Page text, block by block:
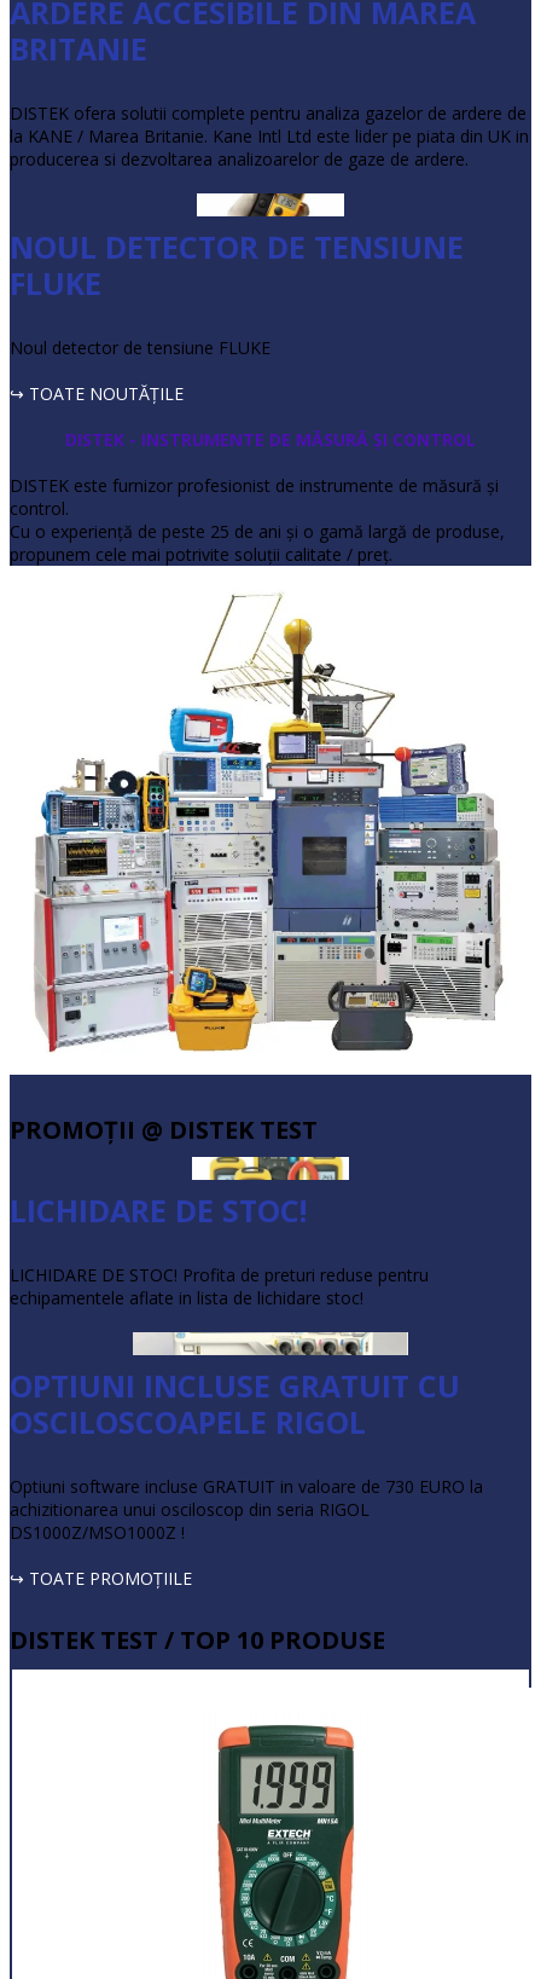
ARDERE ACCESIBILE DIN MAREA
BRITANIE
DISTEK ofera solutii complete pentru analiza gazelor de ardere de
la KANE / Marea Britanie. Kane Intl Ltd este lider pe piata din UK in
producerea si dezvoltarea analizoarelor de gaze de ardere.
NOUL DETECTOR DE TENSIUNE
FLUKE
Noul detector de tensiune FLUKE
↪ TOATE NOUTĂŢILE
DISTEK - INSTRUMENTE DE MĂSURĂ ŞI CONTROL
DISTEK este furnizor profesionist de instrumente de măsură şi
control.
Cu o experienţă de peste 25 de ani şi o gamă largă de produse,
propunem cele mai potrivite soluţii calitate / preţ.
PROMOŢII @ DISTEK TEST
LICHIDARE DE STOC!
LICHIDARE DE STOC! Profita de preturi reduse pentru
echipamentele aflate in lista de lichidare stoc!
OPTIUNI INCLUSE GRATUIT CU
OSCILOSCOAPELE RIGOL
Optiuni software incluse GRATUIT in valoare de 730 EURO la
achizitionarea unui osciloscop din seria RIGOL
DS1000Z/MSO1000Z !
↪ TOATE PROMOŢIILE
DISTEK TEST / TOP 10 PRODUSE